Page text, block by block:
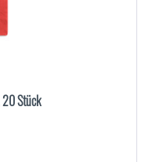
Stück